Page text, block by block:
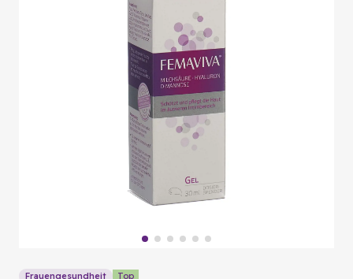
Frauengesundheit Top